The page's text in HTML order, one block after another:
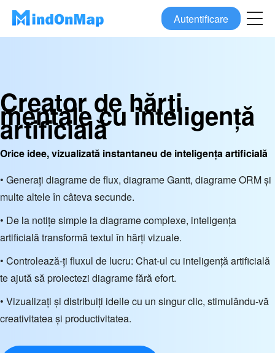
Autentificare
Creator de hărți
mentale cu inteligență
artificială
Orice idee, vizualizată instantaneu de inteligența artificială
• Generați diagrame de flux, diagrame Gantt, diagrame ORM și
multe altele în câteva secunde.
• De la notițe simple la diagrame complexe, inteligența
artificială transformă textul în hărți vizuale.
• Controlează-ți fluxul de lucru: Chat-ul cu inteligență artificială
te ajută să proiectezi diagrame fără efort.
• Vizualizați și distribuiți ideile cu un singur clic, stimulându-vă
creativitatea și productivitatea.